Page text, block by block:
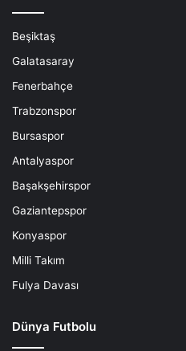
Beşiktaş
Galatasaray
Fenerbahçe
Trabzonspor
Bursaspor
Antalyaspor
Başakşehirspor
Gaziantepspor
Konyaspor
Milli Takım
Fulya Davası
Dünya Futbolu